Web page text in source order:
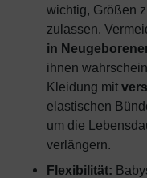
wichtig, Größen
zulassen.
in
ihnen
Kleidung mit
elastischen
um die
verlängern.
Flexibilität: